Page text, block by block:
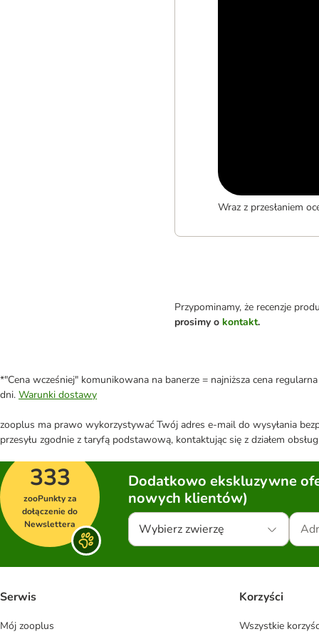
Wraz z przesłaniem
Przypominamy, że recenzje
prosimy o kontakt.
*"Cena wcześniej" komunikowana na banerze = najniższa cena
dni. Warunki dostawy
zooplus ma prawo wykorzystywać Twój adres e-mail do wysyłania
przesyłu zgodnie z taryfą podstawową, kontaktując się z działem
333
zooPunkty za
dołączenie do
Newslettera
Dodatkowo ekskluzywne
nowych klientów)
Wybierz zwierzę
Serwis
Mój zooplus
Korzyści
Wszystkie